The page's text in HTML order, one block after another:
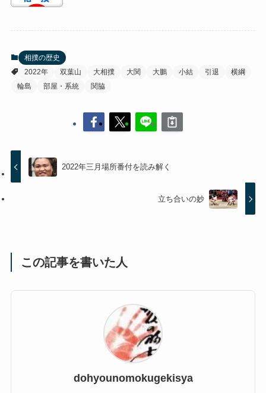
相撲の歴史
2022年
双葉山 大相撲 大関 大鵬 小結 引退
横綱
輪島
部屋・系統 関脇
2022年三月場所番付を読み解く
立ち合いの妙
この記事を書いた人
dohyounomokugekisya